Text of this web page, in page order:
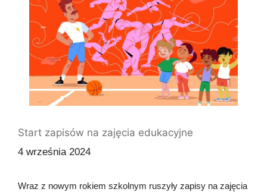
Start zapisów na zajęcia edukacyjne
4 września 2024
Wraz z nowym rokiem szkolnym ruszyły zapisy na zajęcia